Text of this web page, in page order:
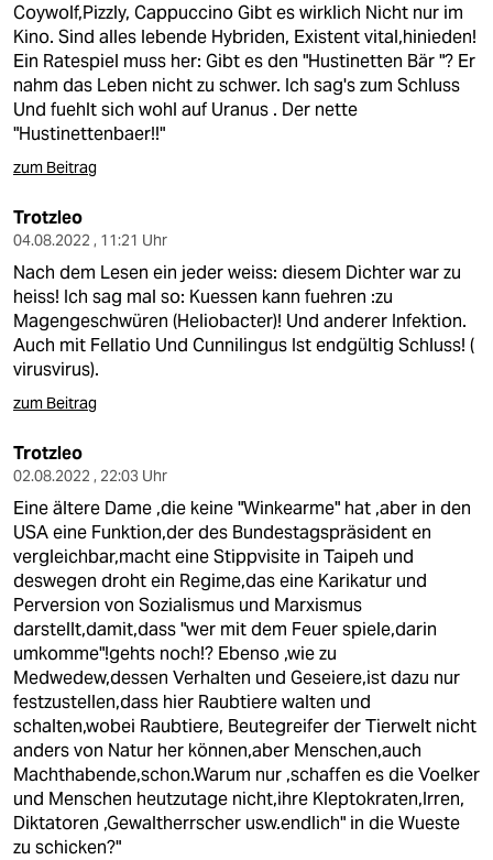
Coywolf,Pizzly, Cappuccino Gibt es wirklich Nicht nur im
Kino. Sind alles lebende Hybriden, Existent vital,hinieden!
Ein Ratespiel muss her: Gibt es den "Hustinetten Bär "? Er
nahm das Leben nicht zu schwer. Ich sag's zum Schluss
Und fuehlt sich wohl auf Uranus . Der nette
"Hustinettenbaer!!"
zum Beitrag
Trotzleo
04.08.2022 , 11:21 Uhr
Nach dem Lesen ein jeder weiss: diesem Dichter war zu
heiss! Ich sag mal so: Kuessen kann fuehren :zu
Magengeschwüren (Heliobacter)! Und anderer Infektion.
Auch mit Fellatio Und Cunnilingus Ist endgültig Schluss! (
virusvirus).
zum Beitrag
Trotzleo
02.08.2022 , 22:03 Uhr
Eine ältere Dame ,die keine "Winkearme" hat ,aber in den
USA eine Funktion,der des Bundestagspräsident en
vergleichbar,macht eine Stippvisite in Taipeh und
deswegen droht ein Regime,das eine Karikatur und
Perversion von Sozialismus und Marxismus
darstellt,damit,dass "wer mit dem Feuer spiele,darin
umkomme"!gehts noch!? Ebenso ,wie zu
Medwedew,dessen Verhalten und Geseiere,ist dazu nur
festzustellen,dass hier Raubtiere walten und
schalten,wobei Raubtiere, Beutegreifer der Tierwelt nicht
anders von Natur her können,aber Menschen,auch
Machthabende,schon.Warum nur ,schaffen es die Voelker
und Menschen heutzutage nicht,ihre Kleptokraten,Irren,
Diktatoren ,Gewaltherrscher usw.endlich" in die Wueste
zu schicken?"